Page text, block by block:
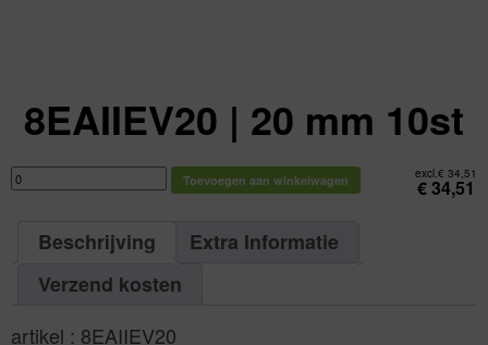
8EAIIEV20 | 20 mm 10st
excl.€ 34,51
€34,51
8EAIIEV20
20
Toevoegen aan winkelwagen
Beschrijving
Extra Informatie
Verzend kosten
artikel : 8EAIIEV20